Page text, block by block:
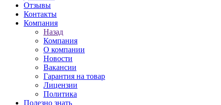
Отзывы
Контакты
Компания
Назад
Компания
О компании
Новости
Вакансии
Гарантия на товар
Лицензии
Политика
Полезно знать